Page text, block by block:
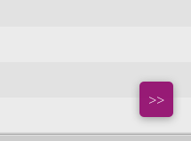
>>